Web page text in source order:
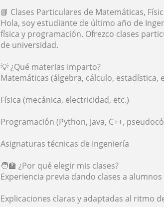
📘 Clases Particulares de Matemáticas,
Hola, soy estudiante de último año de
física y programación. Ofrezco clases
de universidad.
💡 ¿Qué materias imparto?
Matemáticas (álgebra, cálculo, estadística,
Física (mecánica, electricidad, etc.)
Programación (Python, Java, C++,
Asignaturas técnicas de Ingeniería
🧑‍🏫 ¿Por qué elegir mis clases?
Experiencia previa dando clases a
Explicaciones claras y adaptadas al ritmo